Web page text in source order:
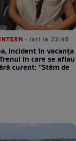
• ieri la 22:48
incident în vacanța
în care se aflau
curent: ”Stăm de